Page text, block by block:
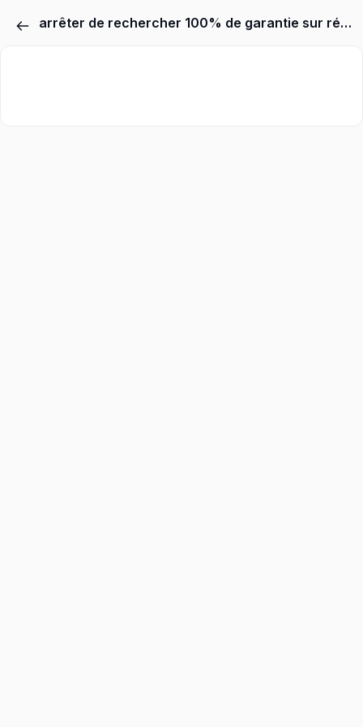
arrêter de rechercher 100% de garantie sur résultat pour commencer